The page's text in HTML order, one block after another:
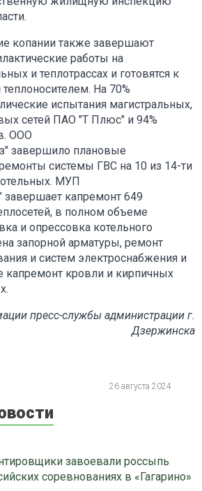
копании также завершают
работы на
и теплотрассах и готовятся к
На 70%
испытания магистральных,
сетей ПАО "Т Плюс" и 94%
ООО
завершило плановые
системы ГВС на 10 из 14-ти
МУП
капремонт 649
в полном объеме
и опрессовка котельного
запорной арматуры, ремонт
и систем электроснабжения и
капремонт кровли и кирпичных
пресс-службы администрации г.
Дзержинска
26 августа 2024
завоевали россыпь
соревнованиях в «Гагарино»